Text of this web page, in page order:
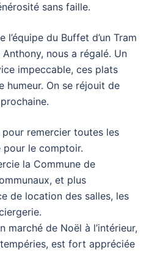
sans faille.
du Buffet d’un Tram
nous a régalé. Un
impeccable, ces plats
humeur. On se réjouit de
remercier toutes les
le comptoir.
la Commune de
et plus
de location des salles, les
marché de Noël à l’intérieur,
est fort appréciée